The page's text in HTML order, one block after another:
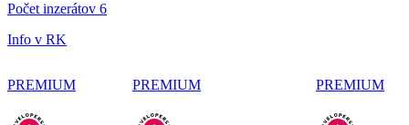
Počet inzerátov 6
Info v RK
PREMIUM PREMIUM PREMIUM